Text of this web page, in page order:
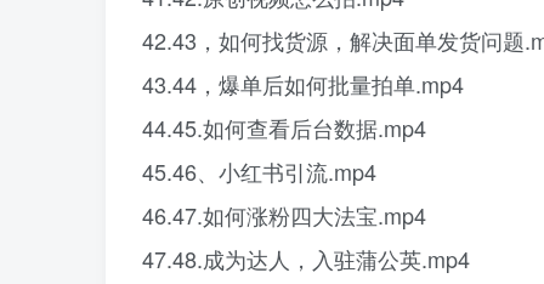
42.43，如何找货源，解决面单发货问题
43.44，爆单后如何批量拍单.mp4
44.45.如何查看后台数据.mp4
45.46、小红书引流.mp4
46.47.如何涨粉四大法宝.mp4
47.48.成为达人，入驻蒲公英.mp4